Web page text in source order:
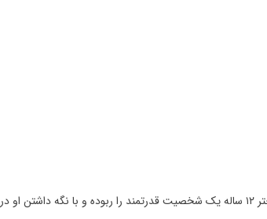
فیلم ابیگیل Abigail 2024 در مورد گروهی از خلافکاران است که دختر ۱۲ ساله یک شخصیت قدرتمند را ربوده و با نگه داشتن او در